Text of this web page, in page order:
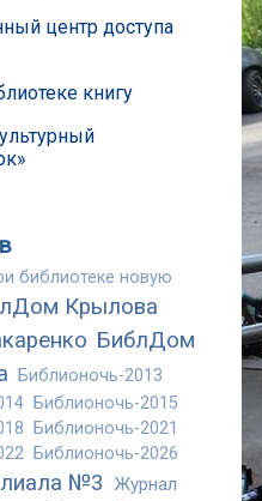
центр доступа
книгу
библиотеке новую
Крылова
БиблДом
Библионочь-2013
Библионочь-2015
Библионочь-2021
Библионочь-2026
№3
Журнал